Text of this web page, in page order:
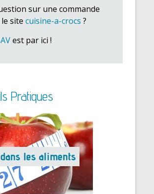
sur une commande
site cuisine-a-crocs ?
est par ici !
Pratiques